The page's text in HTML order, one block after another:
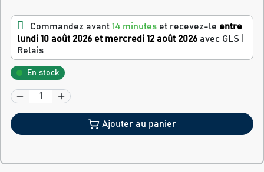
Commandez avant 14 minutes et recevez-le entre
lundi 10 août 2026 et mercredi 12 août 2026 avec GLS |
Relais
En stock
Ajouter au panier